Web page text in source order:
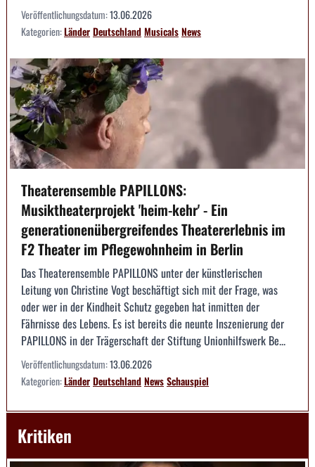
Veröffentlichungsdatum:13.06.2026
Kategorien:LänderDeutschlandMusicalsNews
Theaterensemble PAPILLONS:
Musiktheaterprojekt 'heim-kehr' - Ein
generationenübergreifendes Theatererlebnis im
F2 Theater im Pflegewohnheim in Berlin
Das Theaterensemble PAPILLONS unter der künstlerischen
Leitung von Christine Vogt beschäftigt sich mit der Frage, was
oder wer in der Kindheit Schutz gegeben hat inmitten der
Fährnisse des Lebens. Es ist bereits die neunte Inszenierung der
PAPILLONS in der Trägerschaft der Stiftung Unionhilfswerk Be...
Veröffentlichungsdatum:13.06.2026
Kategorien:LänderDeutschlandNewsSchauspiel
Kritiken